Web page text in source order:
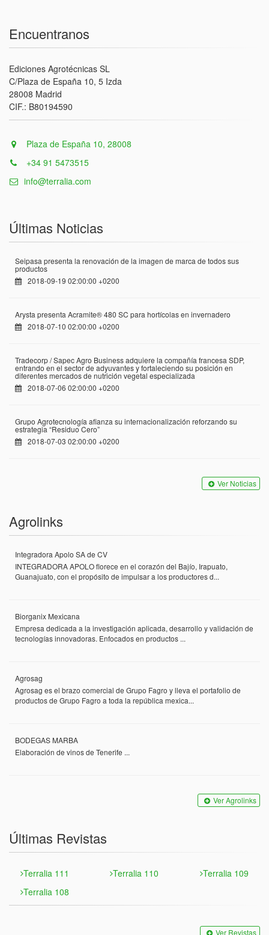
Encuentranos
Ediciones Agrotécnicas SL
C/Plaza de España 10, 5 Izda
28008 Madrid
CIF.: B80194590
Plaza de España 10, 28008
+34 91 5473515
info@terralia.com
Últimas Noticias
Seipasa presenta la renovación de la imagen de marca de todos sus
productos
2018-09-19 02:00:00 +0200
Arysta presenta Acramite® 480 SC para hortícolas en invernadero
2018-07-10 02:00:00 +0200
Tradecorp / Sapec Agro Business adquiere la compañía francesa SDP,
entrando en el sector de adyuvantes y fortaleciendo su posición en
diferentes mercados de nutrición vegetal especializada
2018-07-06 02:00:00 +0200
Grupo Agrotecnología afianza su internacionalización reforzando su
estrategia “Residuo Cero”
2018-07-03 02:00:00 +0200
Ver Noticias
Agrolinks
Integradora Apolo SA de CV
INTEGRADORA APOLO florece en el corazón del Bajío, Irapuato,
Guanajuato, con el propósito de impulsar a los productores d...
Biorganix Mexicana
Empresa dedicada a la investigación aplicada, desarrollo y validación de
tecnologías innovadoras. Enfocados en productos ...
Agrosag
Agrosag es el brazo comercial de Grupo Fagro y lleva el portafolio de
productos de Grupo Fagro a toda la república mexica...
BODEGAS MARBA
Elaboración de vinos de Tenerife ...
Ver Agrolinks
Últimas Revistas
Terralia 111 Terralia 110
Terralia 109
Terralia 108
Ver Revistas